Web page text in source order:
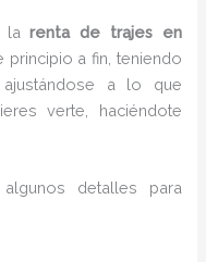
larenta de trajes en
a fin, teniendo
a lo que
verte, haciéndote
detalles para